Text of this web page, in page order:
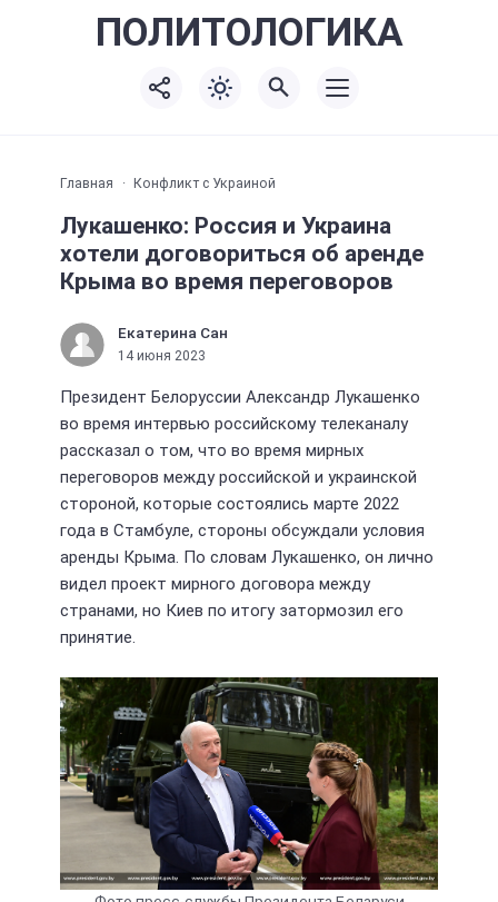
ПОЛИТОЛОГИКА
Главная Конфликт с Украиной
Лукашенко: Россия и Украина
хотели договориться об аренде
Крыма во время переговоров
Екатерина Сан
14 июня 2023
Президент Белоруссии Александр Лукашенко
во время интервью российскому телеканалу
рассказал о том, что во время мирных
переговоров между российской и украинской
стороной, которые состоялись марте 2022
года в Стамбуле, стороны обсуждали условия
аренды Крыма. По словам Лукашенко, он лично
видел проект мирного договора между
странами, но Киев по итогу затормозил его
принятие.